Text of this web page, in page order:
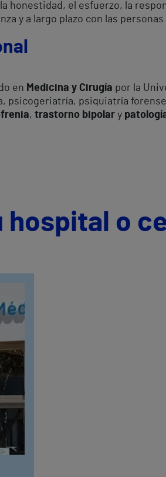
la honestidad, el esfuerzo, la
y a largo plazo con las
en Medicina y Cirugía por la
psicogeriatría, psiquiatría
, trastorno bipolar y
hospital o